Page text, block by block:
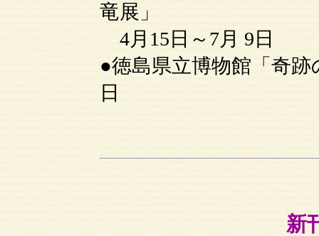
竜展」
4月15日～7月 9日
●徳島県立博物館「奇
日
新